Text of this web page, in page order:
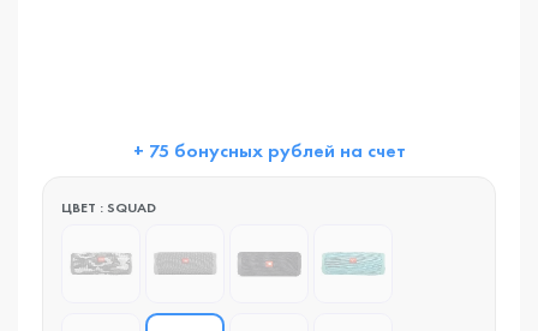
+ 75 бонусных рублей на счет
ЦВЕТ : SQUAD